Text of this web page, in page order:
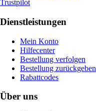
Trustpilot
Dienstleistungen
Mein Konto
Hilfecenter
Bestellung verfolgen
Bestellung zurückgeben
Rabattcodes
Über uns